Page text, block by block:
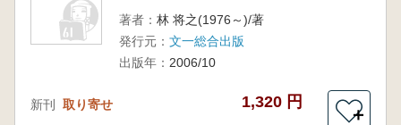
著者： 林 将之(1976～)/著
発行元： 文一総合出版
出版年： 2006/10
新刊 取り寄せ 1,320 円
＋